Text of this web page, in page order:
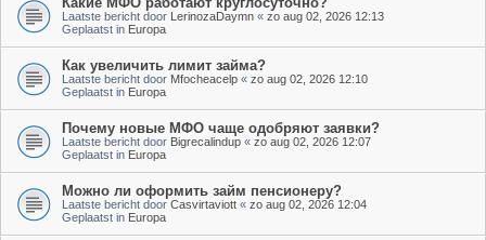
Laatste bericht door LerinozaDaymn « zo aug 02, 2026 12:13
Geplaatst in Europa
Как увеличить лимит займа?
Laatste bericht door Mfocheacelp « zo aug 02, 2026 12:10
Geplaatst in Europa
Почему новые МФО чаще одобряют заявки?
Laatste bericht door Bigrecalindup « zo aug 02, 2026 12:07
Geplaatst in Europa
Можно ли оформить займ пенсионеру?
Laatste bericht door Casvirtaviott « zo aug 02, 2026 12:04
Geplaatst in Europa